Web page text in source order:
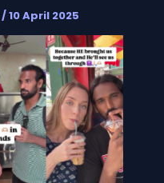
/10 April 2025